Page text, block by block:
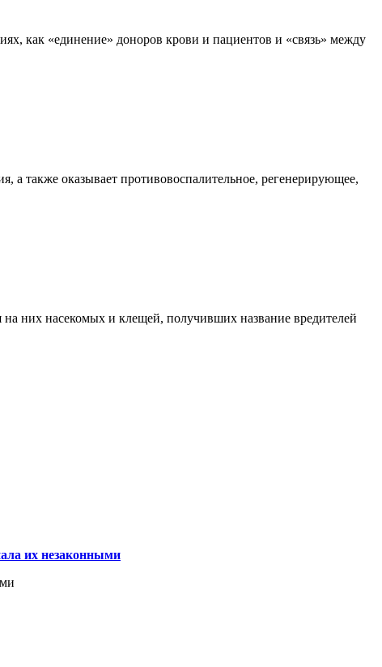
как «единение» доноров крови и пациентов и «связь» между
а также оказывает противовоспалительное, регенерирующее,
на них насекомых и клещей, получивших название вредителей
их незаконными